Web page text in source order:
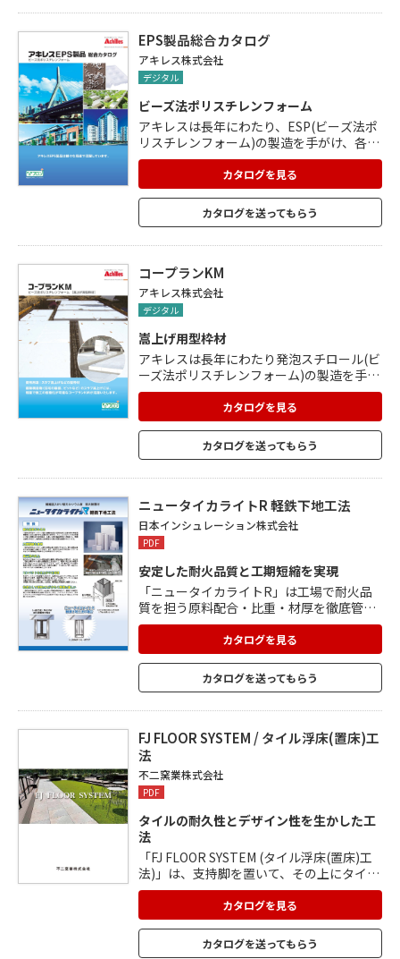
基礎補強 ・防湿・防蟻 ・断熱材 ・木造住
宅補強金物 ・床下換気扇 ・調湿材 ・中性
化抑止・止水 ・白蟻防除薬剤
EPS製品総合カタログ
アキレス株式会社
デジタル
ビーズ法ポリスチレンフォーム
アキレスは長年にわたり、ESP(ビーズ法ポ
リスチレンフォーム)の製造を手がけ、各種
の用途に適した物性を発揮させる技術を蓄
積しております。建材用途、土木用途、鋳
造用、造形用など様々な分野に、その技術
を活かした製品を提供しております。
カタログを見る
カタログを送ってもらう
コープランKM
アキレス株式会社
デジタル
嵩上げ用型枠材
アキレスは長年にわたり発泡スチロール(ビ
ーズ法ポリスチレンフォーム)の製造を手が
け、各種用途に適した物性を発揮させる技
術を蓄積しております。「コープランKM」
は自社工場にて生産・管理されたアキレス
スチレンブロックを使用しております。ア
キレススチレンブロックは、均一な発泡粒
り、長年皆様に高い評価をいただいており
ます。
カタログを見る
カタログを送ってもらう
ニュータイカライトR 軽鉄下地工法
日本インシュレーション株式会社
PDF
安定した耐火品質と工期短縮を実現
「ニュータイカライトR」は工場で耐火品
質を担う原料配合・比重・材厚を徹底管理
し製造されています。 そのため、材料面で
の耐火品質は確保され、現場に納品されま
す。 一般的な吹付ロックウール耐火被覆工
事を省略できるので、耐火被覆工事の工程
を短縮することができます。 また、乾式工
部の裏側に補強金物は不要のため、施工性
が向上。
カタログを見る
カタログを送ってもらう
FJ FLOOR SYSTEM / タイル浮床(置床)工
法
不二窯業株式会社
PDF
タイルの耐久性とデザイン性を生かした工
法
「FJ FLOOR SYSTEM (タイル浮床(置床)工
法)」は、支持脚を置いて、その上にタイル
を直接乗せていく新しい工法です。 荷重を
軽減し床下にフリースペースの確保が可
能。 防水層や配管・配線のメンテナンスが
容易になります。 嵩上げコンクリート打設
が不用で、建物の軽量化にもつながりま
カタログを見る
カタログを送ってもらう